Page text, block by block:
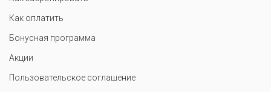
Как оплатить
Бонусная программа
Акции
Пользовательское соглашение